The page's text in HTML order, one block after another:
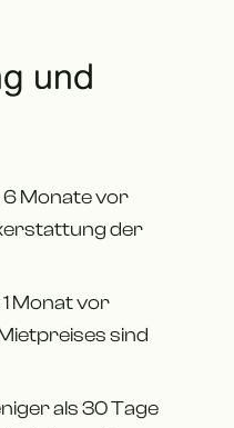
und
Monate vor
der
Monat vor
sind
als 30 Tage